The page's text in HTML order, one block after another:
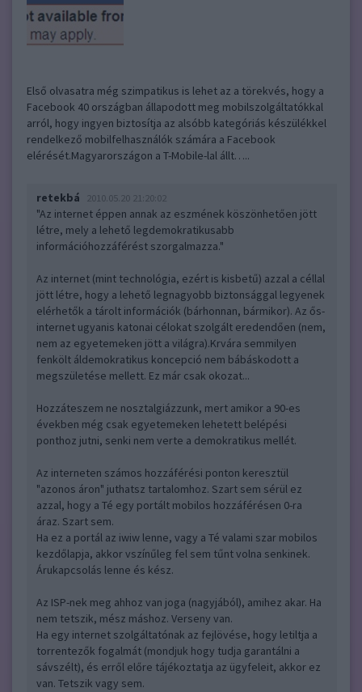
Első olvasatra még szimpatikus is lehet az a törekvés, hogy a
Facebook 40 országban állapodott meg mobilszolgáltatókkal
arról, hogy ingyen biztosítja az alsóbb kategóriás készülékkel
rendelkező mobilfelhasználók számára a Facebook
elérését.Magyarországon a T-Mobile-lal állt…..
retekbá 2010.05.20 21:20:02
"Az internet éppen annak az eszmének köszönhetően jött
létre, mely a lehető legdemokratikusabb
információhozzáférést szorgalmazza."
Az internet (mint technológia, ezért is kisbetű) azzal a céllal
jött létre, hogy a lehető legnagyobb biztonsággal legyenek
elérhetők a tárolt információk (bárhonnan, bármikor). Az ős-
internet ugyanis katonai célokat szolgált eredendően (nem,
nem az egyetemeken jött a világra).Krvára semmilyen
fenkölt áldemokratikus koncepció nem bábáskodott a
megszületése mellett. Ez már csak okozat...
Hozzáteszem ne nosztalgiázzunk, mert amikor a 90-es
években még csak egyetemeken lehetett belépési
ponthoz jutni, senki nem verte a demokratikus mellét.
Az interneten számos hozzáférési ponton keresztül
"azonos áron" juthatsz tartalomhoz. Szart sem sérül ez
azzal, hogy a Té egy portált mobilos hozzáférésen 0-ra
áraz. Szart sem.
Ha ez a portál az iwiw lenne, vagy a Té valami szar mobilos
kezdőlapja, akkor vszínűleg fel sem tűnt volna senkinek.
Árukapcsolás lenne és kész.
Az ISP-nek meg ahhoz van joga (nagyjából), amihez akar. Ha
nem tetszik, mész máshoz. Verseny van.
Ha egy internet szolgáltatónak az fejlövése, hogy letiltja a
torrentezők fogalmát (mondjuk hogy tudja garantálni a
sávszélt), és erről előre tájékoztatja az ügyfeleit, akkor ez
van. Tetszik vagy sem.